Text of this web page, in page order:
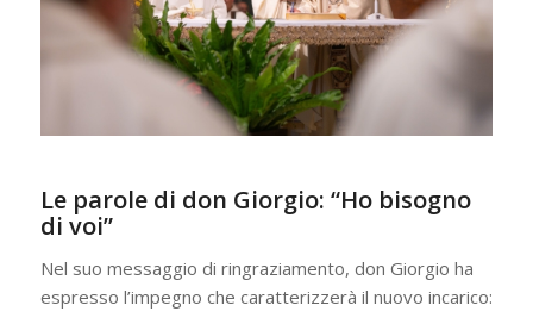
Le parole di don Giorgio: “Ho bisogno
di voi”
Nel suo messaggio di ringraziamento, don Giorgio ha
espresso l’impegno che caratterizzerà il nuovo incarico: